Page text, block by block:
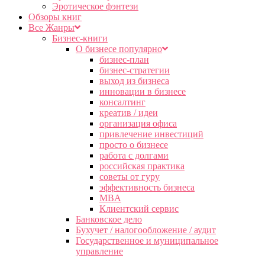
Эротическое фэнтези
Обзоры книг
Все Жанры
Бизнес-книги
О бизнесе популярно
бизнес-план
бизнес-стратегии
выход из бизнеса
инновации в бизнесе
консалтинг
креатив / идеи
организация офиса
привлечение инвестиций
просто о бизнесе
работа с долгами
российская практика
советы от гуру
эффективность бизнеса
MBA
Клиентский сервис
Банковское дело
Бухучет / налогообложение / аудит
Государственное и муниципальное
управление